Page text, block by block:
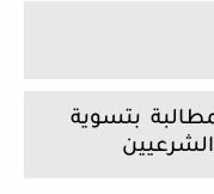
بتسوية